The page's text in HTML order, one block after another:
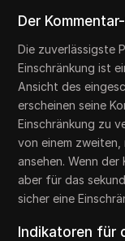
Der
Die zuverlässigste
Einschränkung ist
Ansicht des
erscheinen seine
Einschränkung zu
von einem
ansehen. Wenn
aber für das
sicher eine
Indikatoren für